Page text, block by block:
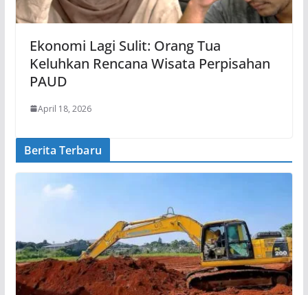
Ekonomi Lagi Sulit: Orang Tua
Keluhkan Rencana Wisata Perpisahan
PAUD
April 18, 2026
Berita Terbaru